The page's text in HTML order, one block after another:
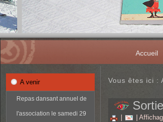
Accueil
A venir
Repas dansant annuel de
l'association le samedi 29
Vous êtes ici :
|